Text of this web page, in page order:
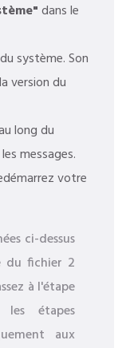
dans le
système. Son
version du
long du
messages.
votre
ci-dessus
du fichier 2
à l'étape
les étapes
aux